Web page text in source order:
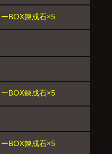
BOX錬成石×5
BOX錬成石×5
BOX錬成石×5